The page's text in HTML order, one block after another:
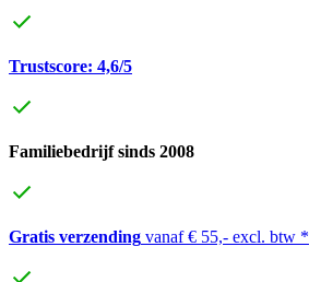
Trustscore: 4,6/5
Familiebedrijf sinds 2008
Gratis verzending vanaf € 55,- excl. btw *